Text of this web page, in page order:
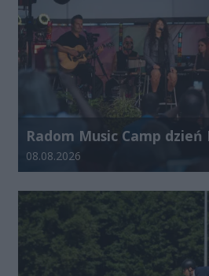
Radom Music Camp dzień
Data dodania galerii:
08.08.2026